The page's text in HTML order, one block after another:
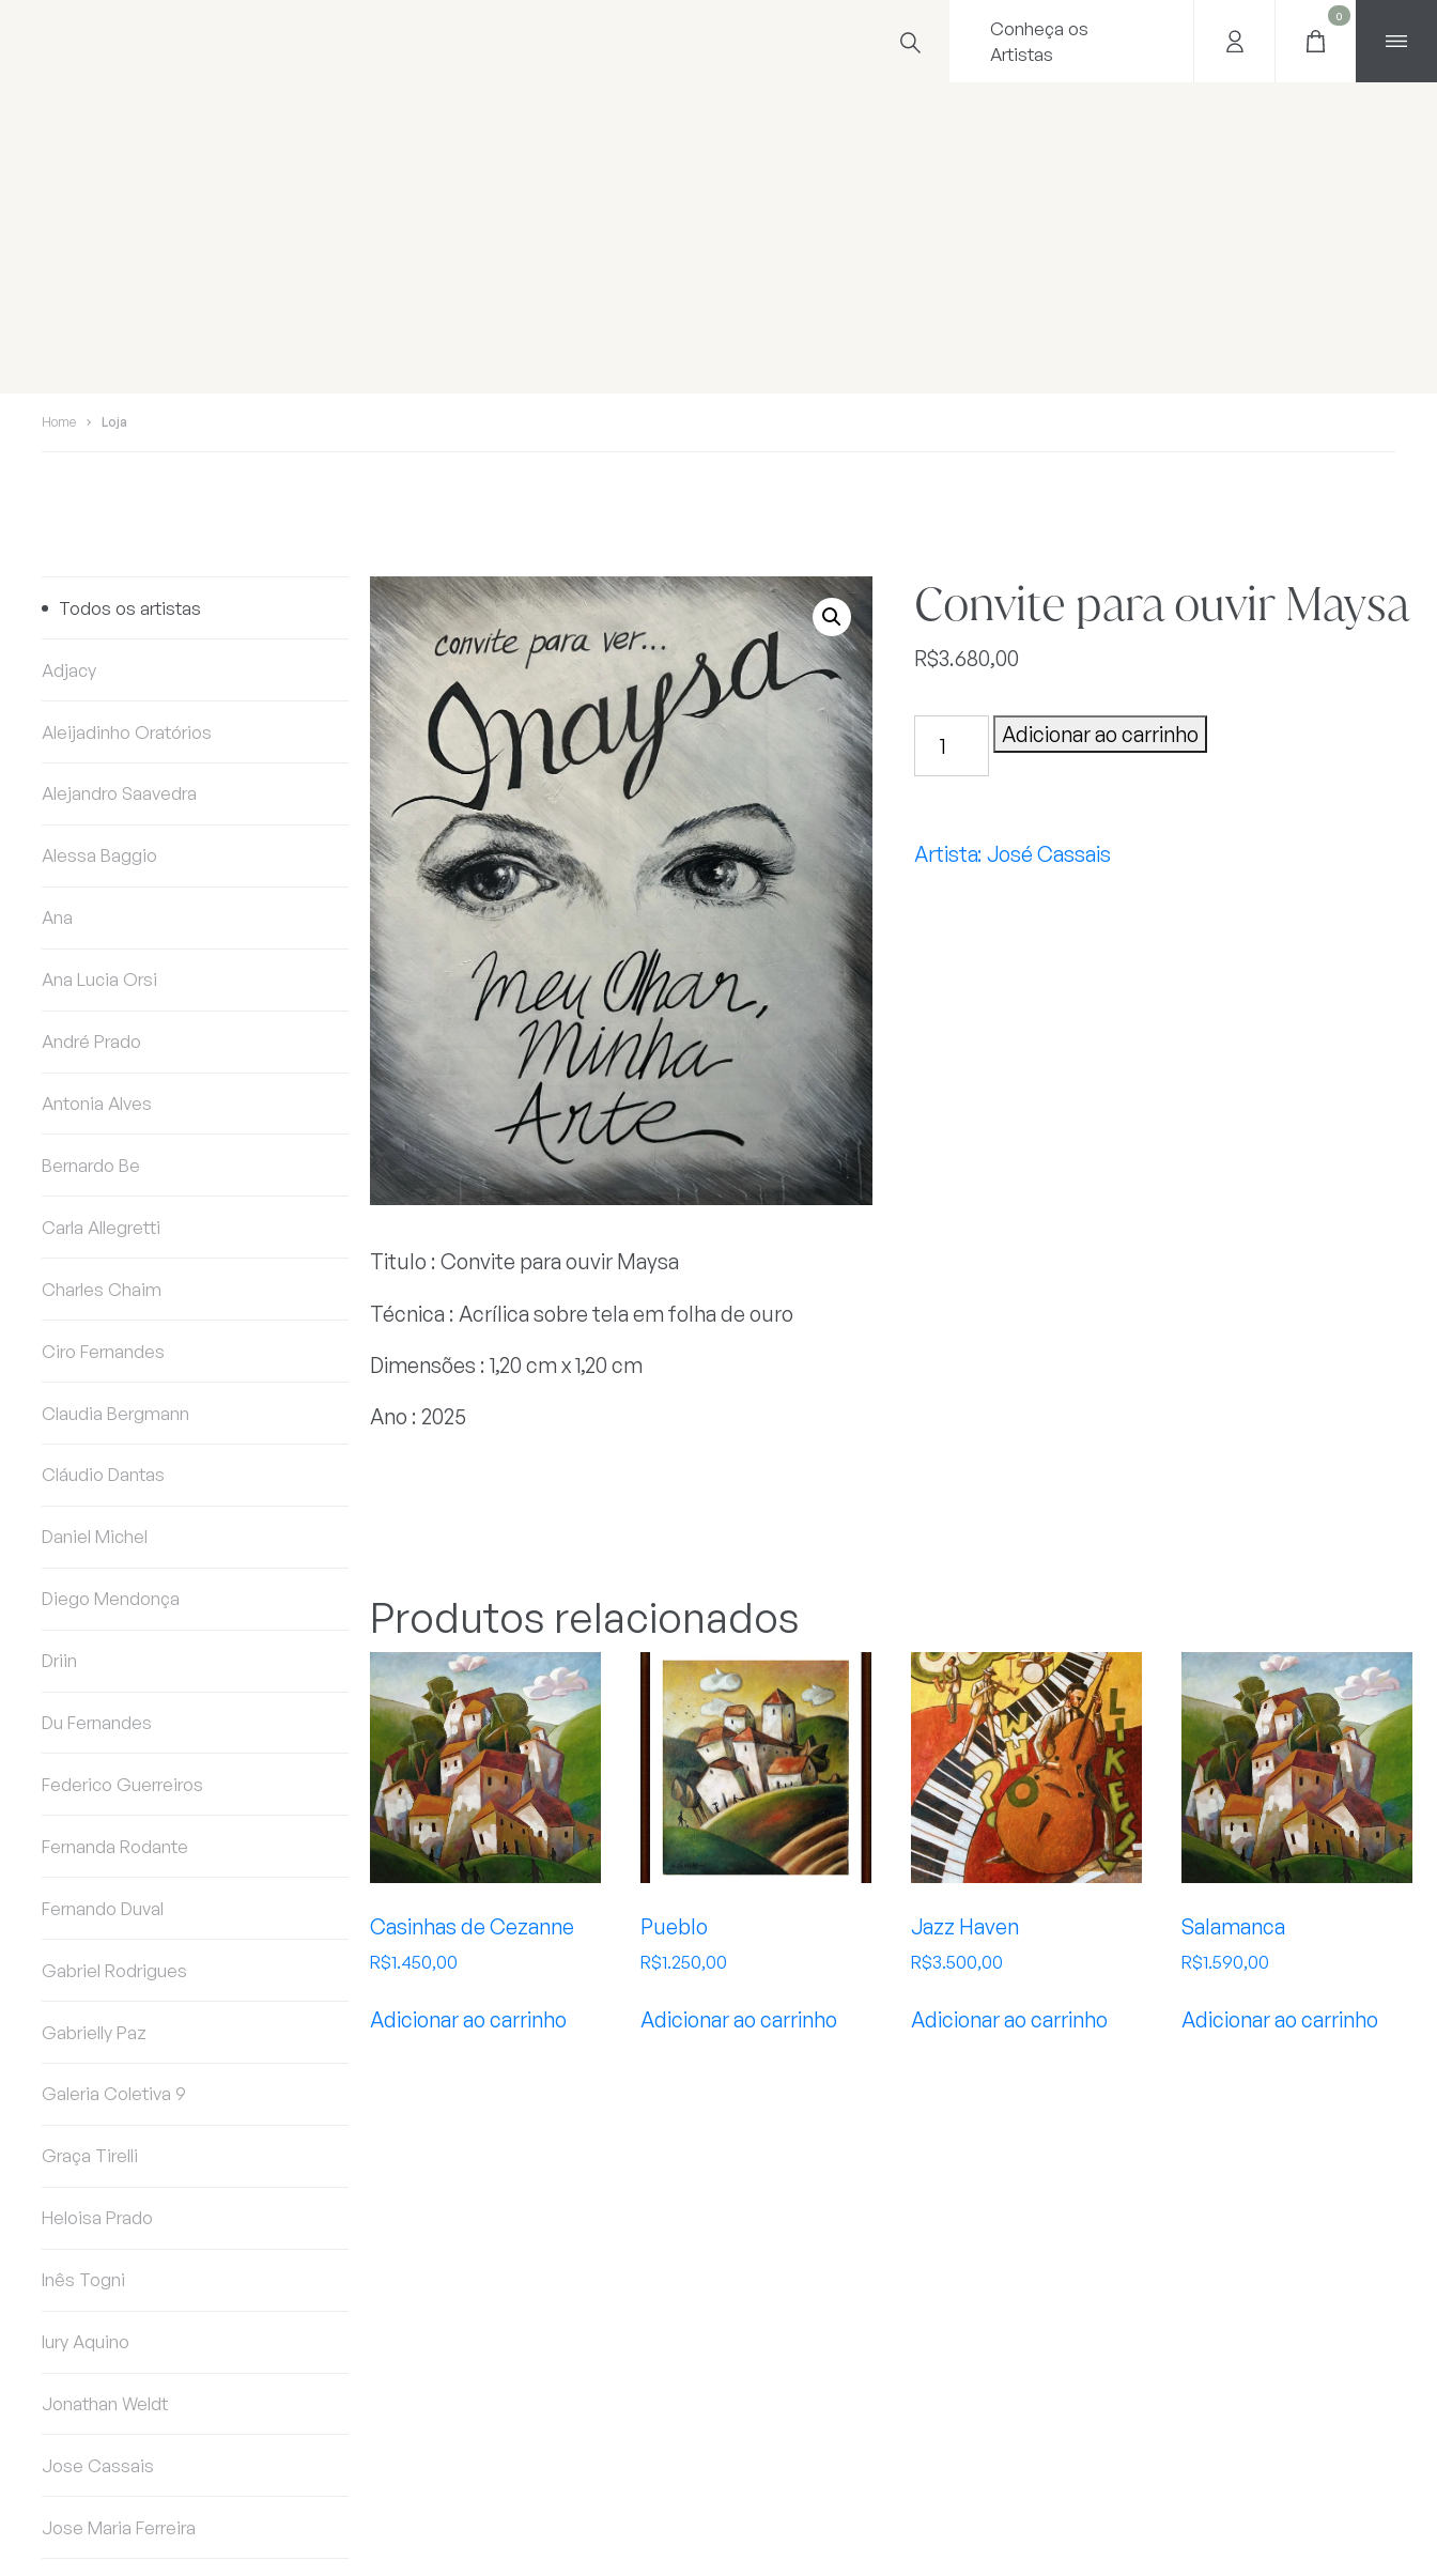
Conheça os
Artistas
0
Home Loja
Todos os artistas
Adjacy
Aleijadinho Oratórios
Alejandro Saavedra
Alessa Baggio
Ana
Ana Lucia Orsi
André Prado
Antonia Alves
Bernardo Be
Carla Allegretti
Charles Chaim
Ciro Fernandes
Claudia Bergmann
Cláudio Dantas
Daniel Michel
Diego Mendonça
Driin
Du Fernandes
Federico Guerreiros
Fernanda Rodante
Fernando Duval
Gabriel Rodrigues
Gabrielly Paz
Galeria Coletiva 9
Graça Tirelli
Heloisa Prado
Inês Togni
Iury Aquino
Jonathan Weldt
Jose Cassais
Jose Maria Ferreira
Convite para ouvir Maysa
R$3.680,00
para
quantidade
Adicionar ao carrinho
José Cassais
Titulo : Convite para ouvir Maysa
Técnica : Acrílica sobre tela em folha de ouro
Dimensões : 1,20 cm x 1,20 cm
Ano : 2025
Produtos relacionados
Casinhas de Cezanne
R$1.450,00
Adicionar ao carrinho
Pueblo
R$1.250,00
Adicionar ao carrinho
Jazz Haven
R$3.500,00
Adicionar ao carrinho
Salamanca
R$1.590,00
Adicionar ao carrinho